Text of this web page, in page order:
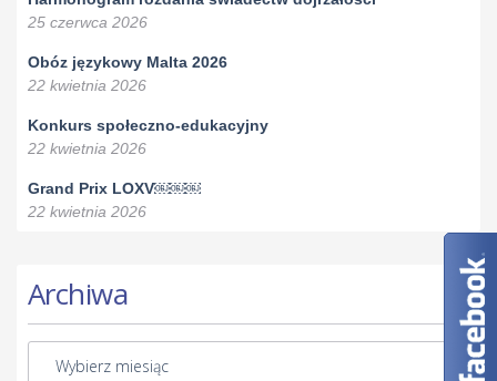
25 czerwca 2026
Obóz językowy Malta 2026
22 kwietnia 2026
Konkurs społeczno-edukacyjny
22 kwietnia 2026
Grand Prix LOXV￼￼￼
22 kwietnia 2026
Archiwa